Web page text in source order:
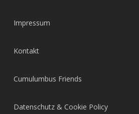
Impressum
Kontakt
Cumulumbus Friends
Datenschutz & Cookie Policy